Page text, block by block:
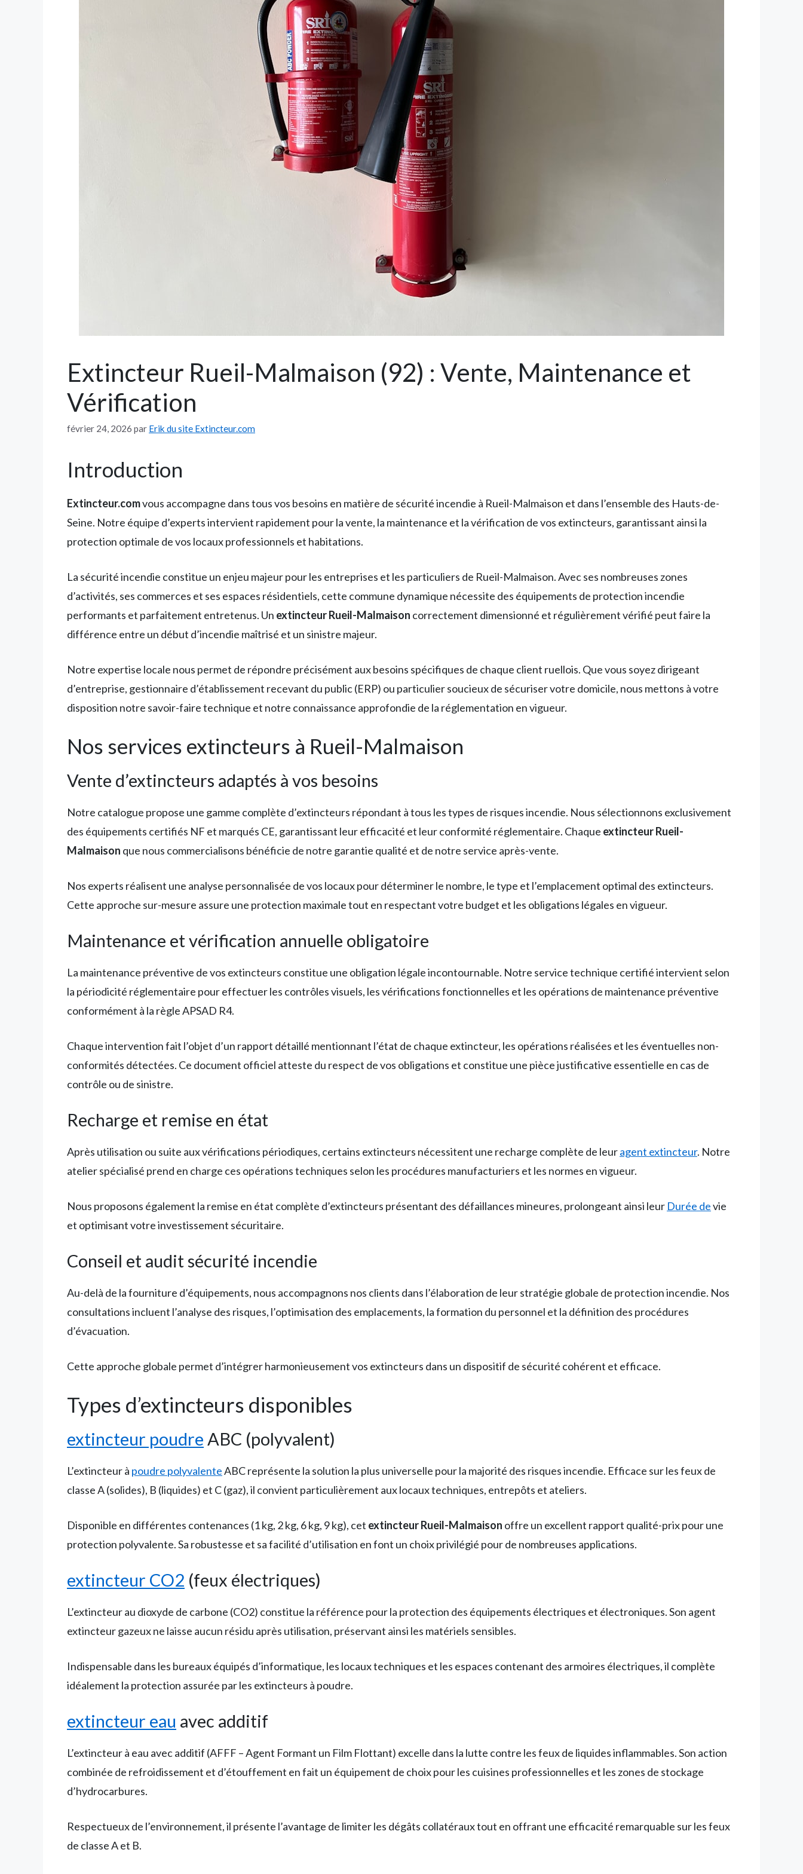
Extincteur Rueil-Malmaison (92) : Vente, Maintenance et
Vérification
février 24, 2026 par Erik du site Extincteur.com
Introduction
Extincteur.comvous accompagne dans tous vos besoins en matière de sécurité incendie à Rueil-Malmaison et dans l’ensemble des Hauts-de-
Seine. Notre équipe d’experts intervient rapidement pour la vente, la maintenance et la vérification de vos extincteurs, garantissant ainsi la
protection optimale de vos locaux professionnels et habitations.
La sécurité incendie constitue un enjeu majeur pour les entreprises et les particuliers de Rueil-Malmaison. Avec ses nombreuses zones
d’activités, ses commerces et ses espaces résidentiels, cette commune dynamique nécessite des équipements de protection incendie
performants et parfaitement entretenus. Un extincteur Rueil-Malmaison correctement dimensionné et régulièrement vérifié peut faire la
différence entre un début d’incendie maîtrisé et un sinistre majeur.
Notre expertise locale nous permet de répondre précisément aux besoins spécifiques de chaque client ruellois. Que vous soyez dirigeant
d’entreprise, gestionnaire d’établissement recevant du public (ERP) ou particulier soucieux de sécuriser votre domicile, nous mettons à votre
disposition notre savoir-faire technique et notre connaissance approfondie de la réglementation en vigueur.
Nos services extincteurs à Rueil-Malmaison
Vente d’extincteurs adaptés à vos besoins
Notre catalogue propose une gamme complète d’extincteurs répondant à tous les types de risques incendie. Nous sélectionnons exclusivement
des équipements certifiés NF et marqués CE, garantissant leur efficacité et leur conformité réglementaire. Chaque extincteur Rueil-
Malmaison que nous commercialisons bénéficie de notre garantie qualité et de notre service après-vente.
Nos experts réalisent une analyse personnalisée de vos locaux pour déterminer le nombre, le type et l’emplacement optimal des extincteurs.
Cette approche sur-mesure assure une protection maximale tout en respectant votre budget et les obligations légales en vigueur.
Maintenance et vérification annuelle obligatoire
La maintenance préventive de vos extincteurs constitue une obligation légale incontournable. Notre service technique certifié intervient selon
la périodicité réglementaire pour effectuer les contrôles visuels, les vérifications fonctionnelles et les opérations de maintenance préventive
conformément à la règle APSAD R4.
Chaque intervention fait l’objet d’un rapport détaillé mentionnant l’état de chaque extincteur, les opérations réalisées et les éventuelles non-
conformités détectées. Ce document officiel atteste du respect de vos obligations et constitue une pièce justificative essentielle en cas de
contrôle ou de sinistre.
Recharge et remise en état
Après utilisation ou suite aux vérifications périodiques, certains extincteurs nécessitent une recharge complète de leuragent extincteur. Notre
atelier spécialisé prend en charge ces opérations techniques selon les procédures manufacturiers et les normes en vigueur.
Nous proposons également la remise en état complète d’extincteurs présentant des défaillances mineures, prolongeant ainsi leur Durée devie
et optimisant votre investissement sécuritaire.
Conseil et audit sécurité incendie
Au-delà de la fourniture d’équipements, nous accompagnons nos clients dans l’élaboration de leur stratégie globale de protection incendie. Nos
consultations incluent l’analyse des risques, l’optimisation des emplacements, la formation du personnel et la définition des procédures
d’évacuation.
Cette approche globale permet d’intégrer harmonieusement vos extincteurs dans un dispositif de sécurité cohérent et efficace.
Types d’extincteurs disponibles
extincteur poudre ABC (polyvalent)
L’extincteur à poudre polyvalenteABC représente la solution la plus universelle pour la majorité des risques incendie. Efficace sur les feux de
classe A (solides), B (liquides) et C (gaz), il convient particulièrement aux locaux techniques, entrepôts et ateliers.
Disponible en différentes contenances (1 kg, 2 kg, 6 kg, 9 kg), cet extincteur Rueil-Malmaison offre un excellent rapport qualité-prix pour une
protection polyvalente. Sa robustesse et sa facilité d’utilisation en font un choix privilégié pour de nombreuses applications.
extincteur CO2 (feux électriques)
L’extincteur au dioxyde de carbone (CO2) constitue la référence pour la protection des équipements électriques et électroniques. Son agent
extincteur gazeux ne laisse aucun résidu après utilisation, préservant ainsi les matériels sensibles.
Indispensable dans les bureaux équipés d’informatique, les locaux techniques et les espaces contenant des armoires électriques, il complète
idéalement la protection assurée par les extincteurs à poudre.
extincteur eau avec additif
L’extincteur à eau avec additif (AFFF – Agent Formant un Film Flottant) excelle dans la lutte contre les feux de liquides inflammables. Son action
combinée de refroidissement et d’étouffement en fait un équipement de choix pour les cuisines professionnelles et les zones de stockage
d’hydrocarbures.
Respectueux de l’environnement, il présente l’avantage de limiter les dégâts collatéraux tout en offrant une efficacité remarquable sur les feux
de classe A et B.